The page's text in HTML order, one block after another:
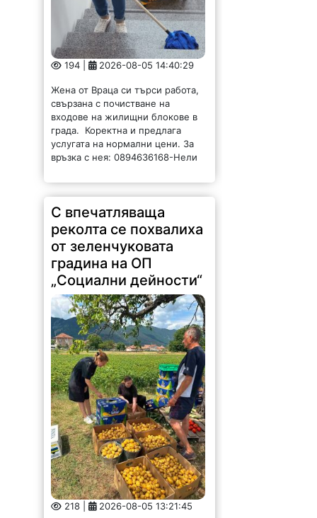
194 | 2026-08-05 14:40:29
Жена от Враца си търси работа,
свързана с почистване на
входове на жилищни блокове в
града. Коректна и предлага
услугата на нормални цени. За
връзка с нея: 0894636168-Нели
С впечатляваща
реколта се похвалиха
от зеленчуковата
градина на ОП
„Социални дейности“
218 | 2026-08-05 13:21:45